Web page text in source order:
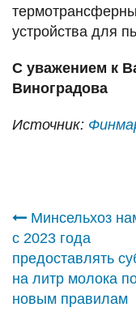
устройства для
С уважением к
Виноградова
Источник:
по
записям
Минсельхоз
с 2023 года
предоставлять
на литр молока
новым правилам